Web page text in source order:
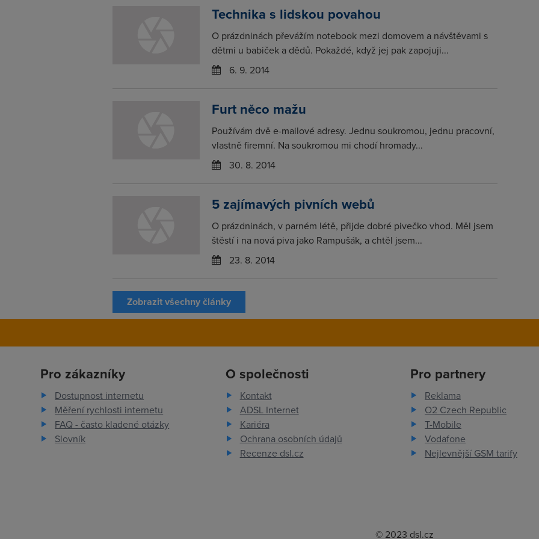
Technika s lidskou povahou
O prázdninách převážím notebook mezi domovem a návštěvami s
dětmi u babiček a dědů. Pokaždé, když jej pak zapojuji...
6. 9. 2014
Furt něco mažu
Používám dvě e-mailové adresy. Jednu soukromou, jednu pracovní,
vlastně firemní. Na soukromou mi chodí hromady...
30. 8. 2014
5 zajímavých pivních webů
O prázdninách, v parném létě, přijde dobré pivečko vhod. Měl jsem
štěstí i na nová piva jako Rampušák, a chtěl jsem...
23. 8. 2014
Zobrazit všechny články
Pro zákazníky
Dostupnost internetu
Měření rychlosti internetu
FAQ - často kladené otázky
Slovník
O společnosti
Kontakt
ADSL Internet
Kariéra
Ochrana osobních údajů
Recenze dsl.cz
Pro partnery
Reklama
O2 Czech Republic
T-Mobile
Vodafone
Nejlevnější GSM tarify
© 2023 dsl.cz